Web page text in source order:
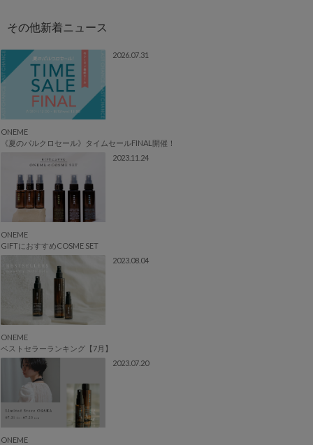
2026.07.31
ONEME
《夏のパルクロセール》タイムセールFINAL開催！
2023.11.24
ONEME
GIFTにおすすめCOSME SET
2023.08.04
ONEME
ベストセラーランキング【7月】
2023.07.20
ONEME